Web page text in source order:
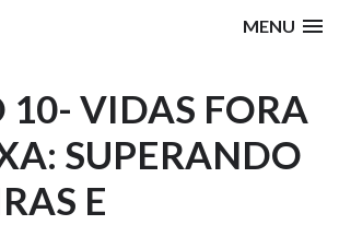
MENU
10- VIDAS FORA
SUPERANDO
E